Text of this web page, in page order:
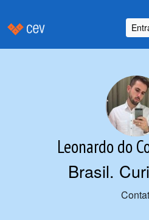
Leonardo do
Brasil.